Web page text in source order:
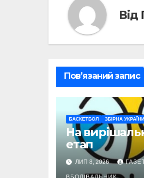
Від
Пов’язаний запис
БАСКЕТБОЛ ЗБІРНА УКРАЇНИ
На
етап
ЛИП 8, 2026